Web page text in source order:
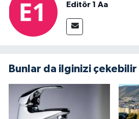
Editör 1 Aa
Bunlar da ilginizi çekebilir